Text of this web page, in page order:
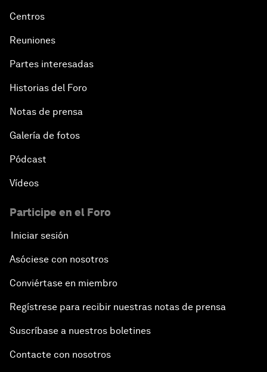
Centros
Reuniones
Partes interesadas
Historias del Foro
Notas de prensa
Galería de fotos
Pódcast
Vídeos
Participe en el Foro
Iniciar sesión
Asóciese con nosotros
Conviértase en miembro
Regístrese para recibir nuestras notas de prensa
Suscríbase a nuestros boletines
Contacte con nosotros